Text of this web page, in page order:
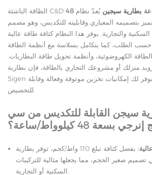
الطاقة الناشئة C&D بطارية سيجين يُعدّ نظام Sigen حلاً
بتصميمه المعياري وقابليته للتكديس، وهو مصمم
والتجارية. يوفر هذا النظام كثافة طاقة عالية
حسب الطلب، كما يتكامل بسلاسة مع أنظمة الطاقة
الكهروضوئية، وأنظمة تحويل طاقة البطاريات.
منزلك أو مشروعك التجاري بالطاقة، فإن بطارية
Sigen بسعة 48 كيلوواط/ساعة توفر لك إمكانيات تخزين موثوقة وفعالة وقابلة
سيجن القابلة للتكديس من سي
48 كيلوواط/ساعة؟
بفضل كثافة تبلغ 110 واط/كجم، توفر بطارية Sigen
تصميم صغير الحجم، مما يجعلها مثالية للتركيبات